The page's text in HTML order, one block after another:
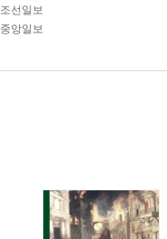
조선일보
중앙일보